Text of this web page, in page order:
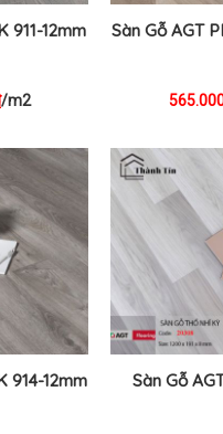
911-12mm
/m2
Sàn Gỗ AGT
914-12mm Sàn Gỗ